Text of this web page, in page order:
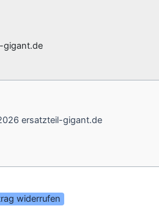
gigant.de
ersatzteil-gigant.de
widerrufen